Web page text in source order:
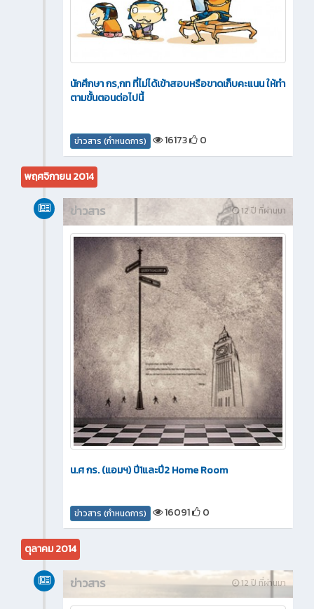
นักศึกษา กร,กท ที่ไม่ได้เข้าสอบหรือขาดเก็บคะแนน ให้ทำ
ตามขั้นตอนต่อไปนี้
ข่าวสาร (กำหนดการ) 16173 0
พฤศจิกายน 2014
12 ปี ที่ผ่านมา
ข่าวสาร
น.ศ กร. (แอมฯ) ปี1และปี2 Home Room
ข่าวสาร (กำหนดการ) 16091 0
ตุลาคม 2014
12 ปี ที่ผ่านมา
ข่าวสาร